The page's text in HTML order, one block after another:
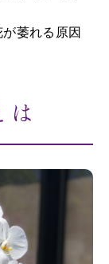
萎れる原因